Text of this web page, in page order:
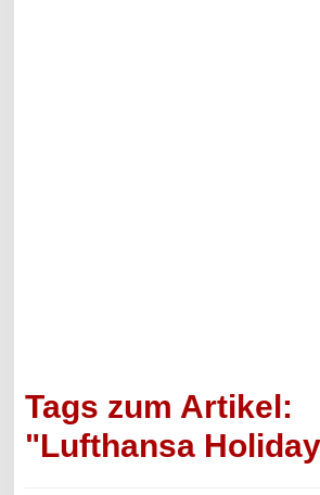
Tags zum Artikel:
"Lufthansa